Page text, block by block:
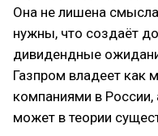
Она не лишена
нужны, что создаёт
дивидендные
Газпром владеет как
компаниями в
может в теории